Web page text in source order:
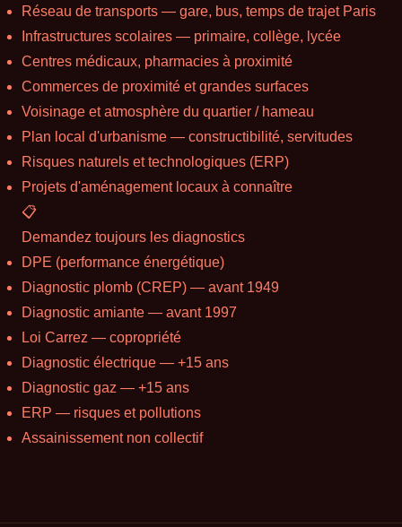
Réseau de transports — gare, bus, temps de trajet Paris
Infrastructures scolaires — primaire, collège, lycée
Centres médicaux, pharmacies à proximité
Commerces de proximité et grandes surfaces
Voisinage et atmosphère du quartier / hameau
Plan local d'urbanisme — constructibilité, servitudes
Risques naturels et technologiques (ERP)
Projets d'aménagement locaux à connaître
📋
Demandez toujours les diagnostics
DPE (performance énergétique)
Diagnostic plomb (CREP) — avant 1949
Diagnostic amiante — avant 1997
Loi Carrez — copropriété
Diagnostic électrique — +15 ans
Diagnostic gaz — +15 ans
ERP — risques et pollutions
Assainissement non collectif